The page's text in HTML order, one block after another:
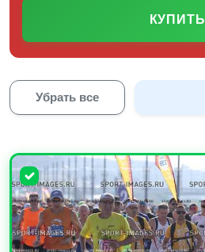
КУПИТЬ
Убрать все